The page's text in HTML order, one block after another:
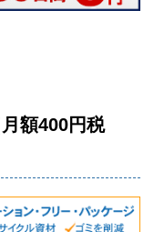
額400円税